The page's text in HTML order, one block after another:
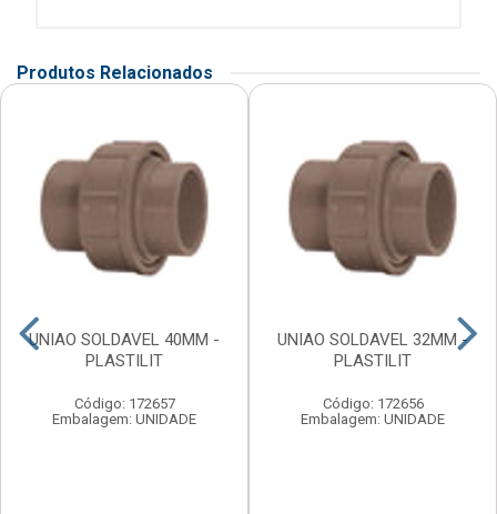
Produtos Relacionados
UNIAO SOLDAVEL 40MM -
PLASTILIT
Código: 172657
Embalagem: UNIDADE
UNIAO SOLDAVEL 32MM -
PLASTILIT
Código: 172656
Embalagem: UNIDADE